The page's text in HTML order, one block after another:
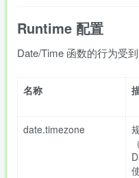
Runtime 配置
Date/Time 函数的行为受
名称
date.timezone